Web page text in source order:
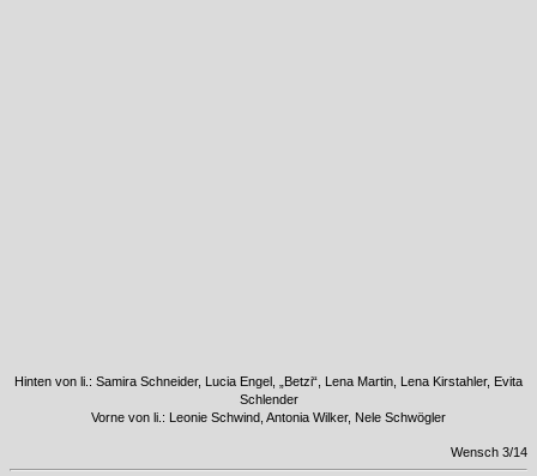
Hinten von li.: Samira Schneider, Lucia Engel, „Betzi“, Lena Martin, Lena Kirstahler, Evita
Schlender
Vorne von li.: Leonie Schwind, Antonia Wilker, Nele Schwögler
Wensch 3/14